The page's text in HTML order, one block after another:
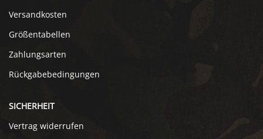
Versandkosten
Größentabellen
Zahlungsarten
Rückgabebedingungen
SICHERHEIT
Vertrag widerrufen